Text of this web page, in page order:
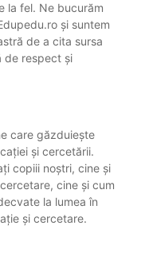
la fel. Ne bucurăm
și suntem
de a cita sursa
de respect și
care găzduiește
și cercetării.
copiii noștri, cine și
cine și cum
la lumea în
și cercetare.